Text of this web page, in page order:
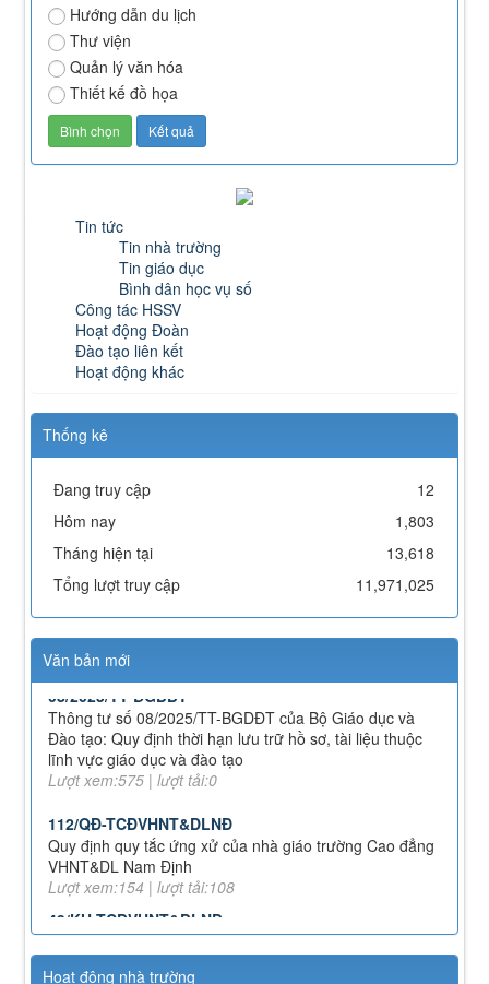
Hướng dẫn du lịch
Thư viện
Quản lý văn hóa
Thiết kế đồ họa
Tin tức
Tin nhà trường
Tin giáo dục
Bình dân học vụ số
Công tác HSSV
Hoạt động Đoàn
Đào tạo liên kết
Hoạt động khác
Thống kê
Đang truy cập
12
Hôm nay
1,803
Tháng hiện tại
13,618
Tổng lượt truy cập
11,971,025
Văn bản mới
112/QĐ-TCĐVHNT&DLNĐ
Quy định quy tắc ứng xử của nhà giáo trường Cao đẳng
VHNT&DL Nam Định
Lượt xem:154 | lượt tải:108
43/KH-TCĐVHNT&DLNĐ
Lượt xem:247 | lượt tải:149
238/2025/NĐ-CP
Quy định về chính sách học phí, miễn, giảm, hỗ trợ học
phí, hỗ trợ chi phí học tập và giá dịch vụ trong lĩnh vực
giáo dục, đào tạo
Lượt xem:352 | lượt tải:228
71-NQ/TW
Nghị quyết số 71-NQ/TWcủa Bộ Chính trị về đột phá
phát triển giáo dục và đào tạo
Lượt xem:515 | lượt tải:0
08/2025/TT-BGDĐT
Thông tư số 08/2025/TT-BGDĐT của Bộ Giáo dục và
Đào tạo: Quy định thời hạn lưu trữ hồ sơ, tài liệu thuộc
lĩnh vực giáo dục và đào tạo
Lượt xem:575 | lượt tải:0
Quy định quy tắc ứng xử của nhà giáo trường Cao đẳng
VHNT&DL Nam Định
Lượt xem:154 | lượt tải:108
43/KH-TCĐVHNT&DLNĐ
Kế hoạch chuyển đổi vị trí công tác năm 2026
Lượt xem:247 | lượt tải:149
238/2025/NĐ-CP
Hoạt động nhà trường